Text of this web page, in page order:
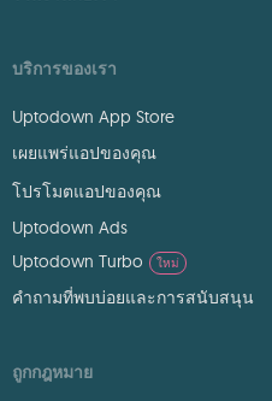
บริการของเรา
Uptodown App Store
เผยแพร่แอปของคุณ
โปรโมตแอปของคุณ
Uptodown Ads
Uptodown Turbo
ใหม่
คำถามที่พบบ่อยและการสนับสนุน
ถูกกฎหมาย